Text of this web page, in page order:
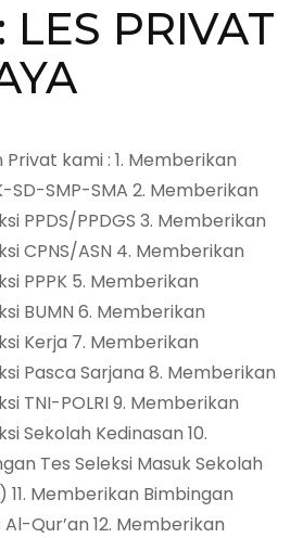
LES PRIVAT
kami : 1. Memberikan
SD-SMP-SMA 2. Memberikan
PPDS/PPDGS 3. Memberikan
CPNS/ASN 4. Memberikan
PPPK 5. Memberikan
BUMN 6. Memberikan
Kerja 7. Memberikan
Pasca Sarjana 8. Memberikan
TNI-POLRI 9. Memberikan
Sekolah Kedinasan 10.
Tes Seleksi Masuk Sekolah
11. Memberikan Bimbingan
Qur’an 12. Memberikan